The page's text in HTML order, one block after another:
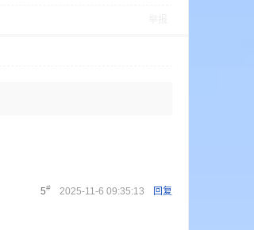
5# 2025-11-6 09:35:13 回复